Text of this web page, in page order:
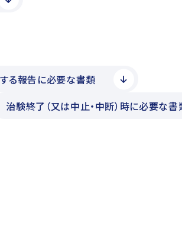
る報告に必要な書類
治験終了（又は中止・中断）時に必要な書